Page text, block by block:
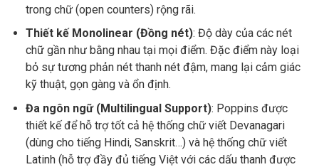
trong chữ (open counters) rộng rãi.
Thiết kế Monolinear (Đồng nét): Độ dày của các nét
chữ gần như bằng nhau tại mọi điểm. Đặc điểm này loại
bỏ sự tương phản nét thanh nét đậm, mang lại cảm giác
kỹ thuật, gọn gàng và ổn định.
Đa ngôn ngữ (Multilingual Support): Poppins được
thiết kế để hỗ trợ tốt cả hệ thống chữ viết Devanagari
(dùng cho tiếng Hindi, Sanskrit…) và hệ thống chữ viết
Latinh (hỗ trợ đầy đủ tiếng Việt với các dấu thanh được